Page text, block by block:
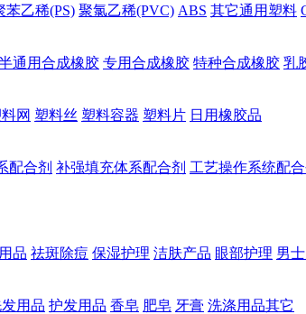
苯乙稀(PS) 聚氯乙稀(PVC) ABS 其它通用塑料
通用合成橡胶 专用合成橡胶 特种合成橡胶 乳
网 塑料丝 塑料容器 塑料片 日用橡胶品
配合剂 补强填充体系配合剂 工艺操作系统配合
品 祛斑除痘 保湿护理 洁肤产品 眼部护理 男
用品 护发用品 香皂 肥皂 牙膏 洗涤用品其它